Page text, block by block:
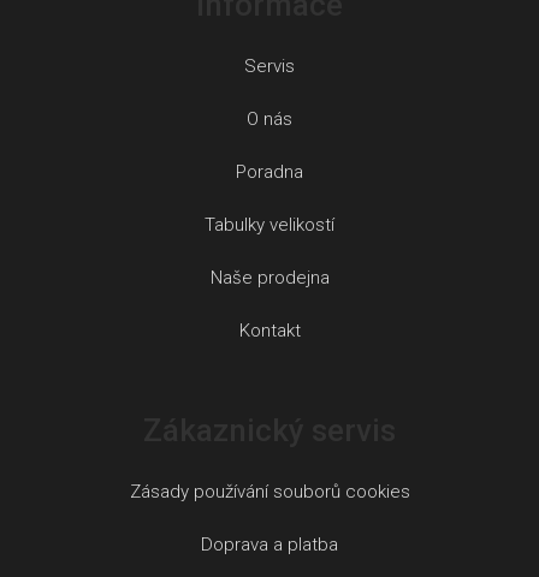
Servis
O nás
Poradna
Tabulky velikostí
Naše prodejna
Kontakt
Zásady používání souborů cookies
Doprava a platba